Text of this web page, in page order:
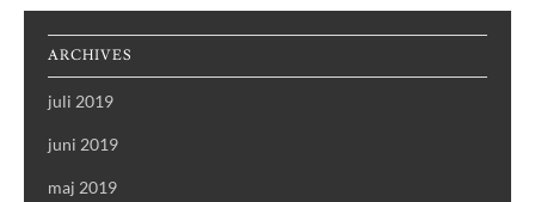
ARCHIVES
juli 2019
juni 2019
maj 2019